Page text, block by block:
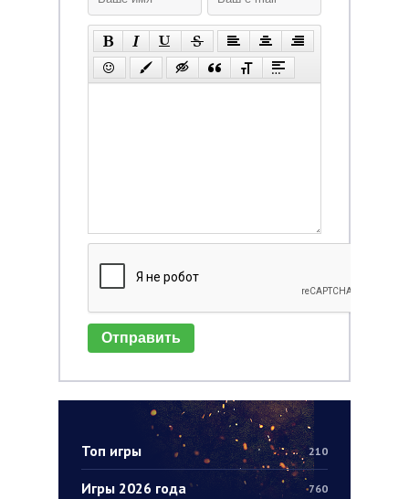
Топ игры 210
Игры 2026 года 760
Отправить